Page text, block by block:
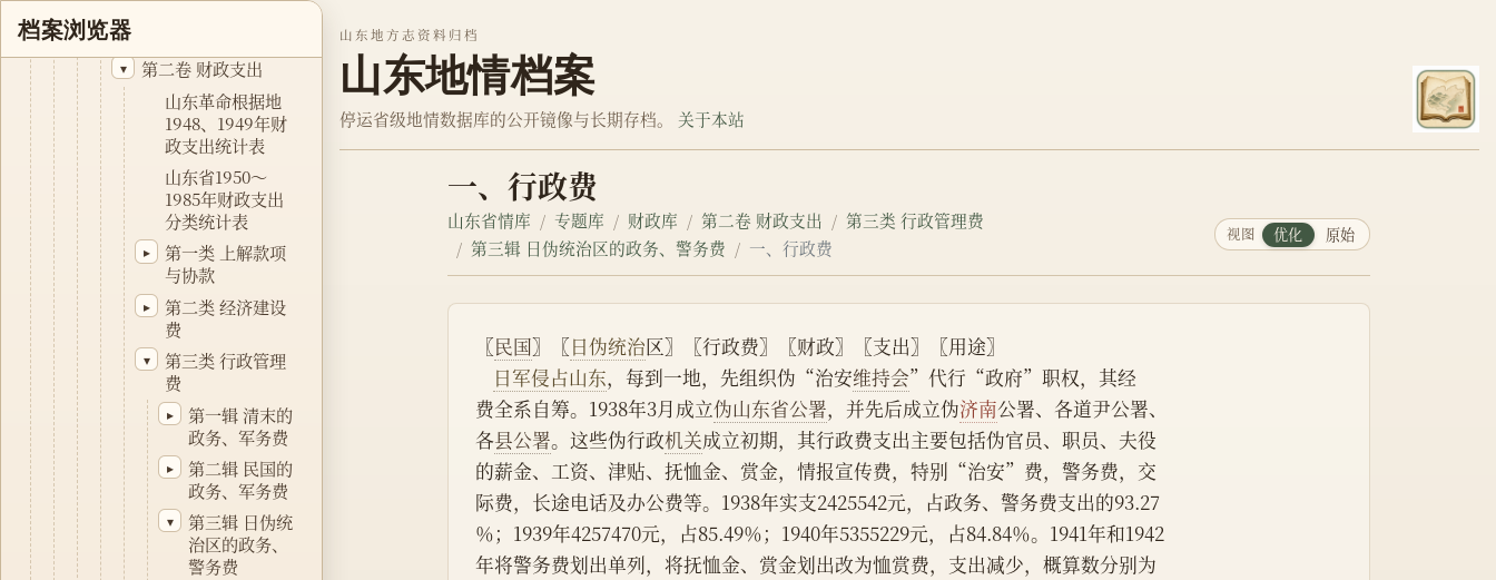
山东地方志资料归档
山东地情档案
停运省级地情数据库的公开镜像与长期存档。 关于本站
一、行政费
山东省情库 专题库 财政库 第二卷 财政支出
第三类 行政管理费
第三辑 日伪统治区的政务、警务费
一、行政费
视图 优化 原始
档案浏览器
▸ 概述
▸
▾
第二卷 财政支出
山东革命根据地
1948、1949年财
政支出统计表
山东省1950～
1985年财政支出
分类统计表
▸
第一类 上解款项
与协款
▸
第二类 经济建设
费
▾
第三类 行政管理
费
▸
第一辑 清末的
政务、军务费
▸
第二辑 民国的
政务、军务费
▾
第三辑 日伪统
治区的政务、
警务费
〖民国〗〖日伪统治区〗〖行政费〗〖财政〗〖支出〗〖用途〗
日军侵占山东，每到一地，先组织伪“治安维持会”代行“政府”职权，其经
费全系自筹。1938年3月成立伪山东省公署，并先后成立伪济南公署、各道尹公署、
各县公署。这些伪行政机关成立初期，其行政费支出主要包括伪官员、职员、夫役
的薪金、工资、津贴、抚恤金、赏金，情报宣传费，特别“治安”费，警务费，交
际费，长途电话及办公费等。1938年实支2425542元，占政务、警务费支出的93.27
％；1939年4257470元，占85.49％；1940年5355229元，占84.84％。1941年和1942
年将警务费划出单列，将抚恤金、赏金划出改为恤赏费，支出减少，概算数分别为